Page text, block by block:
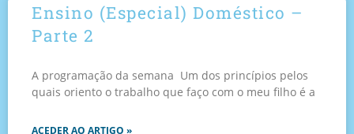
Ensino (Especial) Doméstico –
Parte 2
A programação da semana Um dos princípios pelos
quais oriento o trabalho que faço com o meu filho é a
ACEDER AO ARTIGO »